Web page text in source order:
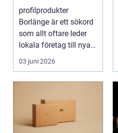
starkare
varumärken i
vardagen
profilprodukter
Borlänge är ett sökord
som allt oftare leder
lokala företag till nya
idéer för hur d...
03 juni 2026